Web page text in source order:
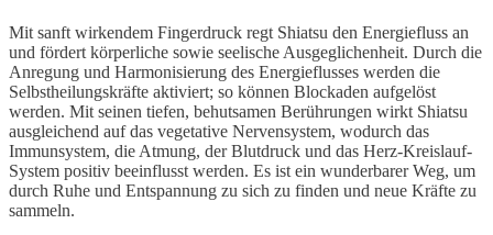
Mit sanft wirkendem Fingerdruck regt Shiatsu den Energiefluss an
und fördert körperliche sowie seelische Ausgeglichenheit. Durch die
Anregung und Harmonisierung des Energieflusses werden die
Selbstheilungskräfte aktiviert; so können Blockaden aufgelöst
werden. Mit seinen tiefen, behutsamen Berührungen wirkt Shiatsu
ausgleichend auf das vegetative Nervensystem, wodurch das
Immunsystem, die Atmung, der Blutdruck und das Herz-Kreislauf-
System positiv beeinflusst werden. Es ist ein wunderbarer Weg, um
durch Ruhe und Entspannung zu sich zu finden und neue Kräfte zu
sammeln.